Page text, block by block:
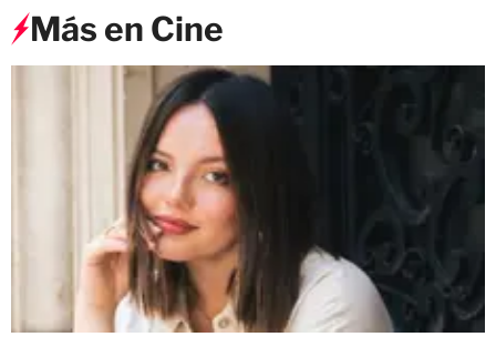
Más en Cine